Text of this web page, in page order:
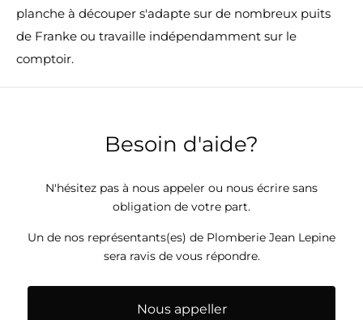
planche à découper s'adapte sur de nombreux puits
de Franke ou travaille indépendamment sur le
comptoir.
Besoin d'aide?
N'hésitez pas à nous appeler ou nous écrire sans
obligation de votre part.
Un de nos représentants(es) de Plomberie Jean Lepine
sera ravis de vous répondre.
Nous appeller